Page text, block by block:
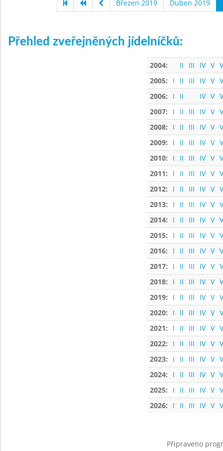
Březen 2019 Duben 2019
Přehled zveřejněných jídelníčků:
2004: II III IV V
2005:
I II III IV V
2006:
I II IV V
2007:
I II III IV V
2008:
I II III IV V
2009:
I II III IV V
2010:
I II III IV V
2011:
I II III IV V
2012:
I II III IV V
2013:
I II III IV V
2014:
I II III IV V
2015:
I II III IV V
2016:
I II III IV V
2017:
I II III IV V
2018:
I II III IV V
2019:
I II III IV V
2020:
I II III IV V
2021:
I II III IV V
2022:
I II III IV V
2023:
I II III IV V
2024:
I II III IV V
2025:
I II III IV V
2026:
I II III IV V
Připraveno